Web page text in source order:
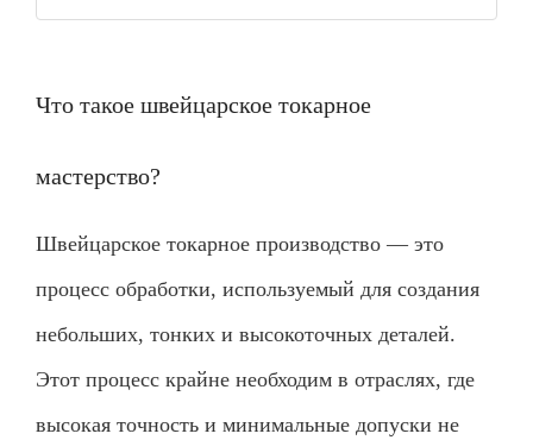
Что такое швейцарское токарное
мастерство?
Швейцарское токарное производство — это
процесс обработки, используемый для создания
небольших, тонких и высокоточных деталей.
Этот процесс крайне необходим в отраслях, где
высокая точность и минимальные допуски не